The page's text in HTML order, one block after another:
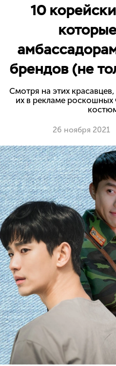
10
брендов (не
Смотря на этих
их в рекламе роскошных
26 ноября 2021